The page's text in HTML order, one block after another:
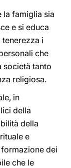
la famiglia sia
e si educa
i
che
società tanto
religiosa.
in
della
della
e
dei
che le